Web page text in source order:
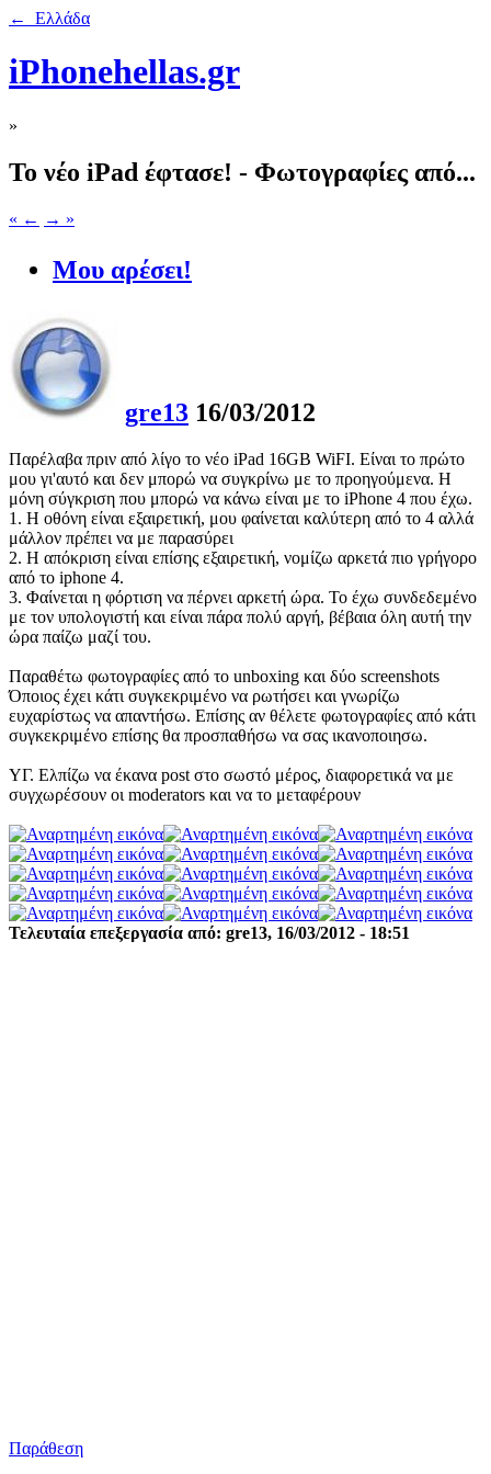
← Ελλάδα
iPhonehellas.gr
»
Το νέο iPad έφτασε! - Φωτογραφίες από...
« ← → »
Μου αρέσει!
gre13 16/03/2012
Παρέλαβα πριν από λίγο το νέο iPad 16GB WiFI. Είναι το πρώτο
μου γι'αυτό και δεν μπορώ να συγκρίνω με το προηγούμενα. Η
μόνη σύγκριση που μπορώ να κάνω είναι με το iPhone 4 που έχω.
1. Η οθόνη είναι εξαιρετική, μου φαίνεται καλύτερη από το 4 αλλά
μάλλον πρέπει να με παρασύρει
2. Η απόκριση είναι επίσης εξαιρετική, νομίζω αρκετά πιο γρήγορο
από το iphone 4.
3. Φαίνεται η φόρτιση να πέρνει αρκετή ώρα. Το έχω συνδεδεμένο
με τον υπολογιστή και είναι πάρα πολύ αργή, βέβαια όλη αυτή την
ώρα παίζω μαζί του.
Παραθέτω φωτογραφίες από το unboxing και δύο screenshots
Όποιος έχει κάτι συγκεκριμένο να ρωτήσει και γνωρίζω
ευχαρίστως να απαντήσω. Επίσης αν θέλετε φωτογραφίες από κάτι
συγκεκριμένο επίσης θα προσπαθήσω να σας ικανοποιησω.
ΥΓ. Ελπίζω να έκανα post στο σωστό μέρος, διαφορετικά να με
συγχωρέσουν οι moderators και να το μεταφέρουν
Τελευταία επεξεργασία από: gre13, 16/03/2012 - 18:51
Παράθεση